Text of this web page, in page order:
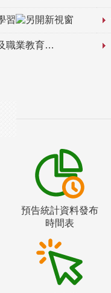
習
職業教育
預告統計資料發布
時間表